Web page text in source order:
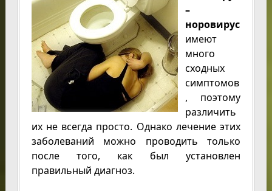
–
норовирус
имеют
много
сходных
симптомов
, поэтому
различить
их не всегда просто. Однако лечение этих
заболеваний можно проводить только
после того, как был установлен
правильный диагноз.